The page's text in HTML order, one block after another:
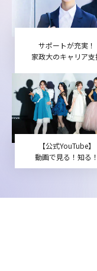
サポートが充実！
家政大のキャリア支
【公式YouTube】
動画で見る！知る！